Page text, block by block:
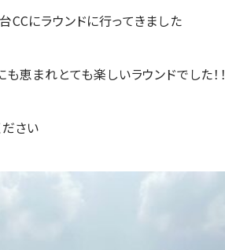
にラウンドに行ってきました
恵まれとても楽しいラウンドでした！！
さい